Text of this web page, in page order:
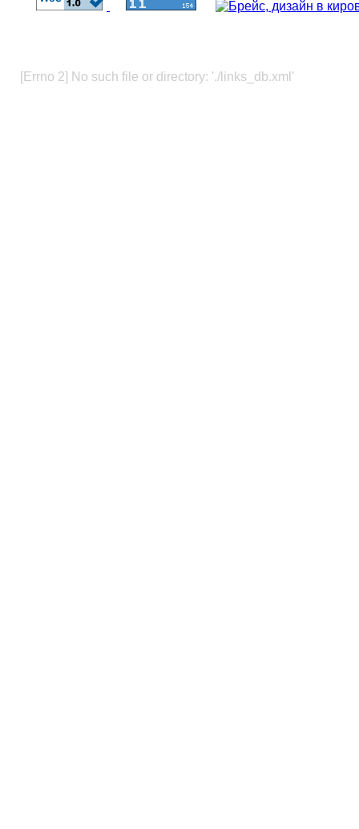
[Errno 2] No such file or directory: './links_db.xml'